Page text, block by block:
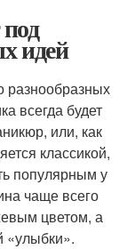
идей
разнообразных
всегда будет
или, как
классикой,
популярным у
чаще всего
цветом, а
«улыбки».